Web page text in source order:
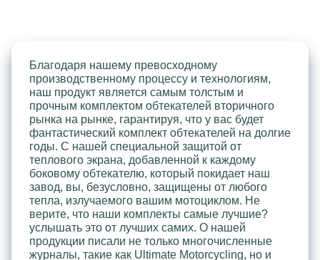
Благодаря нашему превосходному
производственному процессу и технологиям,
наш продукт является самым толстым и
прочным комплектом обтекателей вторичного
рынка на рынке, гарантируя, что у вас будет
фантастический комплект обтекателей на долгие
годы. С нашей специальной защитой от
теплового экрана, добавленной к каждому
боковому обтекателю, который покидает наш
завод, вы, безусловно, защищены от любого
тепла, излучаемого вашим мотоциклом. Не
верите, что наши комплекты самые лучшие?
услышать это от лучших самих. О нашей
продукции писали не только многочисленные
журналы, такие как Ultimate Motorcycling, но и